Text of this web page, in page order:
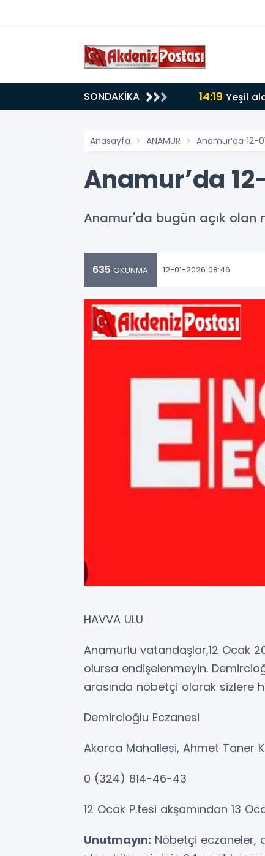
SONDAKİKA Yeşil alan
Anasayfa ANAMUR Anamur’da 12-
Anamur’da
Anamur'da bugün açık olan
635 OKUNMA 12-01-2026 08:46
HAVVA ULU
Anamurlu vatandaşlar,12 Ocak
olursa endişelenmeyin.
arasında nöbetçi olarak sizlere
Demircioğlu Eczanesi
Akarca Mahallesi, Ahmet Taner
0 (324) 814-46-43
12 Ocak P.tesi akşamından 13
Unutmayın: Nöbetçi eczaneler,